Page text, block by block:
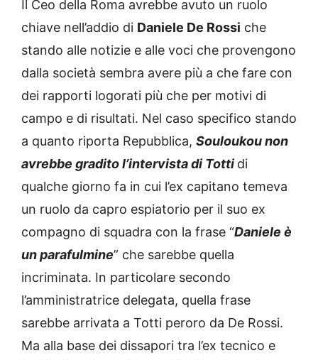
Il Ceo della Roma avrebbe avuto un ruolo
chiave nell’addio di Daniele De Rossi che
stando alle notizie e alle voci che provengono
dalla società sembra avere più a che fare con
dei rapporti logorati più che per motivi di
campo e di risultati. Nel caso specifico stando
a quanto riporta Repubblica, Souloukou non
avrebbe gradito l’intervista di Totti di
qualche giorno fa in cui l’ex capitano temeva
un ruolo da capro espiatorio per il suo ex
compagno di squadra con la frase “Daniele è
un parafulmine” che sarebbe quella
incriminata. In particolare secondo
l’amministratrice delegata, quella frase
sarebbe arrivata a Totti peroro da De Rossi.
Ma alla base dei dissapori tra l’ex tecnico e